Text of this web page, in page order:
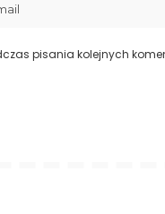
pisania kolejnych